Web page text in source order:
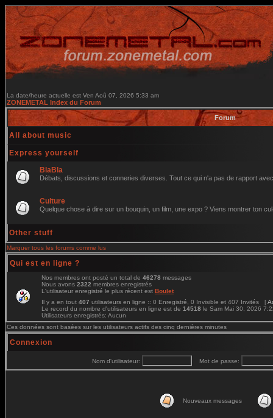
La date/heure actuelle est Ven Aoû 07, 2026 5:33 am
ZONEMETAL Index du Forum
Forum
All about music
Express yourself
BlaBla
Débats, discussions et conneries diverses. Tout ce qui n'a pas de rapport
Culture
Quelque chose à dire sur un bouquin, un film, une expo ? Viens montrer ton
Other stuff
Marquer tous les forums comme lus
Qui est en ligne ?
Nos membres ont posté un total de 46278 messages
Nous avons 2322 membres enregistrés
L'utilisateur enregistré le plus récent est Boulet
Il y a en tout 407 utilisateurs en ligne :: 0 Enregistré, 0 Invisible et 407 Invités [
Le record du nombre d'utilisateurs en ligne est de 14518 le Sam Mai 30, 2026
Utilisateurs enregistrés: Aucun
Ces données sont basées sur les utilisateurs actifs des cinq dernières minutes
Connexion
Nom d'utilisateur: Mot de passe:
Nouveaux messages